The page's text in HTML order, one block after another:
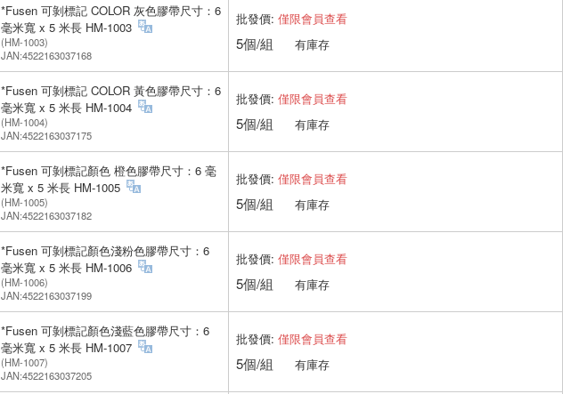
*Fusen 可剝標記 COLOR 灰色膠帶尺寸：6
毫米寬 x 5 米長 HM-1003
(HM-1003)
JAN:4522163037168
批發價: 僅限會員查看
5個/組 有庫存
*Fusen 可剝標記 COLOR 黃色膠帶尺寸：6
毫米寬 x 5 米長 HM-1004
(HM-1004)
JAN:4522163037175
批發價: 僅限會員查看
5個/組 有庫存
*Fusen 可剝標記顏色 橙色膠帶尺寸：6 毫
米寬 x 5 米長 HM-1005
(HM-1005)
JAN:4522163037182
批發價: 僅限會員查看
5個/組 有庫存
*Fusen 可剝標記顏色淺粉色膠帶尺寸：6
毫米寬 x 5 米長 HM-1006
(HM-1006)
JAN:4522163037199
批發價: 僅限會員查看
5個/組 有庫存
*Fusen 可剝標記顏色淺藍色膠帶尺寸：6
毫米寬 x 5 米長 HM-1007
(HM-1007)
JAN:4522163037205
批發價: 僅限會員查看
5個/組 有庫存